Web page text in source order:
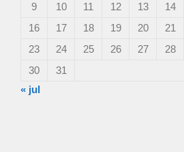
9
10 11 12 13 14
16
17 18 19 20 21
23
24 25 26 27 28
30
31
« jul